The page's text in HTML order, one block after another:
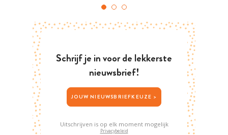
Schrijf je in voor de lekkerste
nieuwsbrief!
JOUW NIEUWSBRIEFKEUZE >
Uitschrijven is op elk moment mogelijk
Privacybeleid